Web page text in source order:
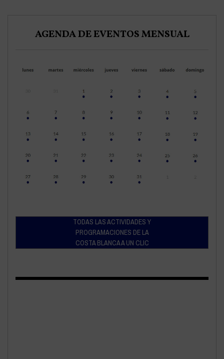
AGENDA DE EVENTOS MENSUAL
TODAS LAS ACTIVIDADES Y
PROGRAMACIONES DE LA
COSTA BLANCA A UN CLIC